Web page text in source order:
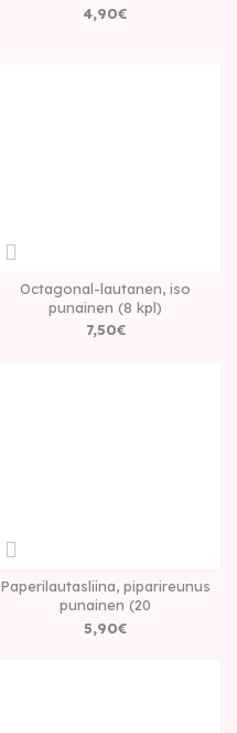
4,90€
Octagonal-lautanen, iso
punainen (8 kpl)
7,50€
Paperilautasliina, piparireunus
punainen (20
5,90€